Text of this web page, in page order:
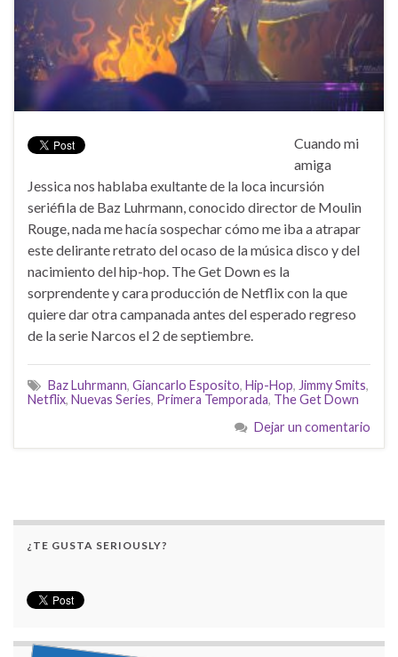
Cuando mi
amiga
Jessica nos hablaba exultante de la loca incursión
seriéfila de Baz Luhrmann, conocido director de Moulin
Rouge, nada me hacía sospechar cómo me iba a atrapar
este delirante retrato del ocaso de la música disco y del
nacimiento del hip-hop. The Get Down es la
sorprendente y cara producción de Netflix con la que
quiere dar otra campanada antes del esperado regreso
de la serie Narcos el 2 de septiembre.
Baz Luhrmann, Giancarlo Esposito, Hip-Hop, Jimmy Smits,
Netflix, Nuevas Series, Primera Temporada, The Get Down
Dejar un comentario
¿TE GUSTA SERIOUSLY?